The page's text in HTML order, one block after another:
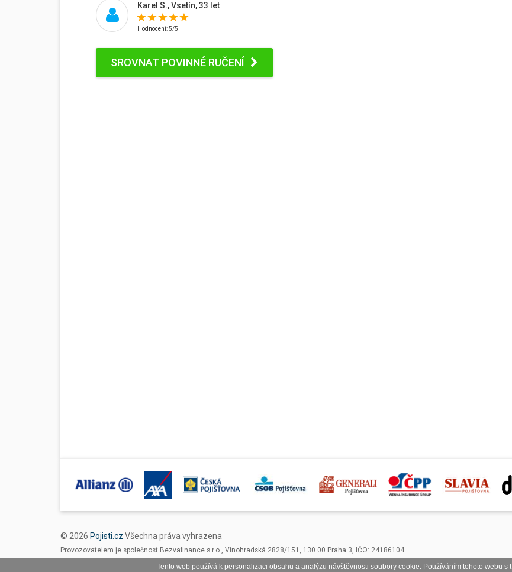
Karel S., Vsetín, 33 let
Hodnocení: 5/5
SROVNAT POVINNÉ RUČENÍ
© 2026 Pojisti.cz Všechna práva vyhrazena
Provozovatelem je společnost Bezvafinance s.r.o., Vinohradská 2828/151, 130 00 Praha 3, IČO: 24186104.
Tento web používá k personalizaci obsahu a analýzu návštěvnosti soubory cookie. Používáním tohoto webu s